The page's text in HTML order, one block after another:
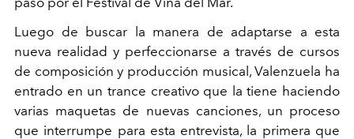
Luego de buscar la manera de adaptarse a esta
nueva realidad y perfeccionarse a través de cursos
de composición y producción musical, Valenzuela ha
entrado en un trance creativo que la tiene haciendo
varias maquetas de nuevas canciones, un proceso
que interrumpe para esta entrevista, la primera que